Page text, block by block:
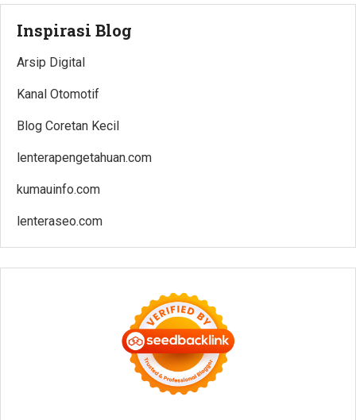
Inspirasi Blog
Arsip Digital
Kanal Otomotif
Blog Coretan Kecil
lenterapengetahuan.com
kumauinfo.com
lenteraseo.com